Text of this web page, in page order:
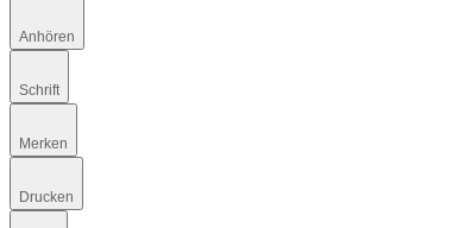
Anhören
Schrift
Merken
Drucken